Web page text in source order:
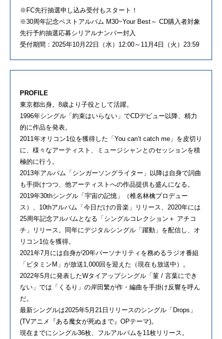
※FC先行抽選申し込み受付もスタート！
※30周年記念ベストアルバム M30~Your Best～ CD購入者対象
先行予約抽選応募シリアルナンバー封入
受付期間：2025年10月22日（水）12:00～11月4日（火）23:59
PROFILE
東京都出身。8歳より子役として活躍。
1996年シングル「約束はいらない」でCDデビュー以降、精力
的に作品を発表。
2011年オリコン1位を獲得した「You can’t catch me」を皮切り
に、様々なアーティスト、ミュージシャンとのセッションを積
極的に行う。
2013年アルバム「シンガーソングライター」以降は自身で詞曲
も手掛けつつ、他アーティストへの作品提供も盛んになる。
2019年30thシングル「宇宙の記憶」（椎名林檎プロデュー
ス）、10thアルバム「今日だけの音楽」リリース、2020年には
25周年記念アルバムとなる「シングルコレクション＋ アチコ
チ」リリース。同年にデジタルシングル「躍動」を配信し、オ
リコン1位を獲得。
2021年7月には自身が20年パーソナリティを務めるラジオ番組
「ビタミンM」が放送1,000回を迎えた（現在も放送中）。
2022年5月に発表したWタイアップシングル「菫 / 言葉にでき
ない」では「くるり」の岸田繁が作・編曲を手掛け反響を呼ん
だ。
最新シングルは2025年5月21日リリースのシングル「Drops」
(TVアニメ『ある魔女が死ぬまで』OPテーマ)。
現在までにシングル36枚、フルアルバムを11枚リリース。